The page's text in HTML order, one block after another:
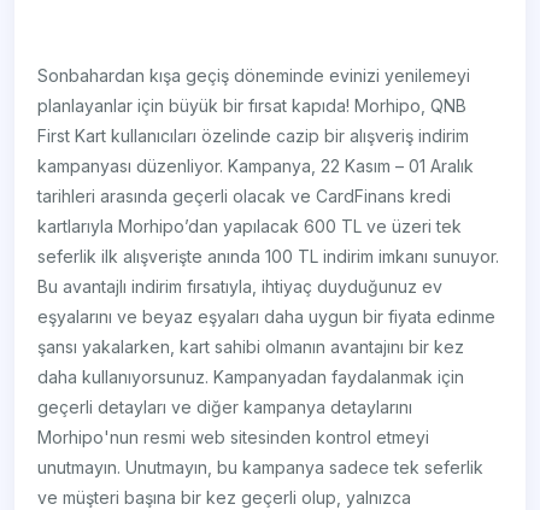
Sonbahardan kışa geçiş döneminde evinizi yenilemeyi
planlayanlar için büyük bir fırsat kapıda! Morhipo, QNB
First Kart kullanıcıları özelinde cazip bir alışveriş indirim
kampanyası düzenliyor. Kampanya, 22 Kasım – 01 Aralık
tarihleri arasında geçerli olacak ve CardFinans kredi
kartlarıyla Morhipo’dan yapılacak 600 TL ve üzeri tek
seferlik ilk alışverişte anında 100 TL indirim imkanı sunuyor.
Bu avantajlı indirim fırsatıyla, ihtiyaç duyduğunuz ev
eşyalarını ve beyaz eşyaları daha uygun bir fiyata edinme
şansı yakalarken, kart sahibi olmanın avantajını bir kez
daha kullanıyorsunuz. Kampanyadan faydalanmak için
geçerli detayları ve diğer kampanya detaylarını
Morhipo'nun resmi web sitesinden kontrol etmeyi
unutmayın. Unutmayın, bu kampanya sadece tek seferlik
ve müşteri başına bir kez geçerli olup, yalnızca